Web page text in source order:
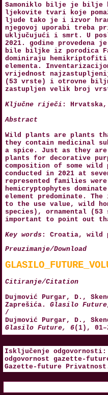
Samoniklo bilje je bilje
ljekovite tvari koje
ljude tako je i izvor
njegovoj uporabi treba
uključujući i smrt. U
2021. godine
bile biljke iz porodica
dominiraju
elementa.
vrijednost
(53 vrste) i otrovne
zastupljen velik broj
Ključne riječi :
Abstract
Wild plants are plants
they contain medicinal
a spice. Just as they are
plants for decorative
composition of some
conducted in 2021 at
represented families
hemicryptophytes
element predominate.
to the use value, wild
species), ornamental
important to point out
Key words : Croatia, wild
Preuzimanje/Download
Citiranje/Citation
Dujmović Purgar, D.,
Zaprešića. Glasilo
/
Dujmović Purgar, D.,
Glasilo Future, 6(1),
Isključenje
odgovornost gazette-
Gazette-future Privatnost